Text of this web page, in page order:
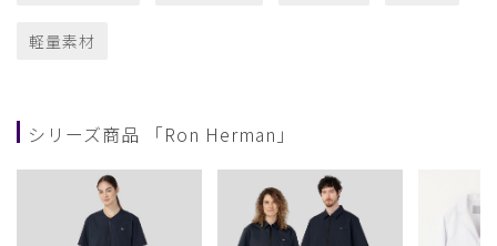
軽量素材
シリーズ商品 「Ron Herman」